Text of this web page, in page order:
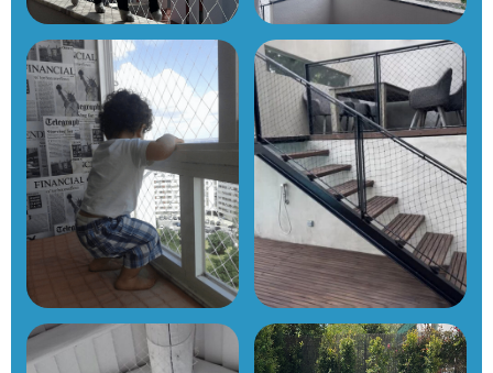
Rede de proteção
para gatos
Ver detalhes
Redes para varandas
Ver detalhes
Proteção para janelas Redes para escadas